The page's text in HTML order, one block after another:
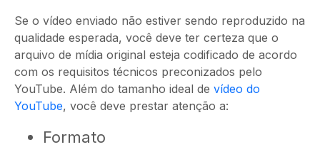
Se o vídeo enviado não estiver sendo reproduzido na
qualidade esperada, você deve ter certeza que o
arquivo de mídia original esteja codificado de acordo
com os requisitos técnicos preconizados pelo
YouTube. Além do tamanho ideal de vídeo do
YouTube, você deve prestar atenção a:
Formato